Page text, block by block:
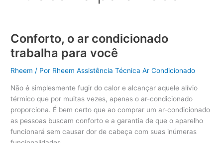
Conforto, o ar condicionado
trabalha para você
Rheem / Por Rheem Assistência Técnica Ar Condicionado
Não é simplesmente fugir do calor e alcançar aquele alívio
térmico que por muitas vezes, apenas o ar-condicionado
proporciona. É bem certo que ao comprar um ar-condicionado
as pessoas buscam conforto e a garantia de que o aparelho
funcionará sem causar dor de cabeça com suas inúmeras